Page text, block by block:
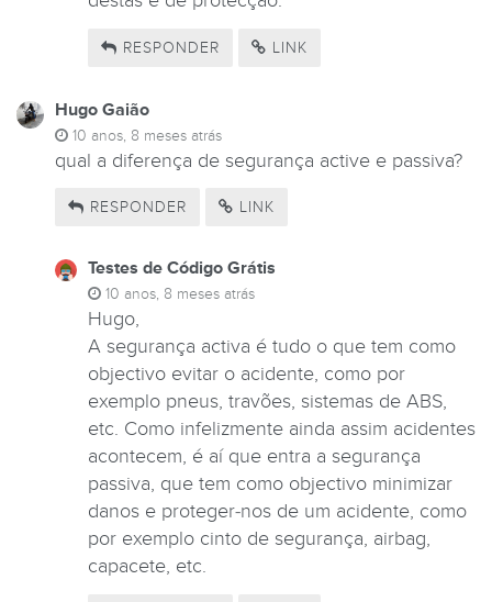
RESPONDER LINK
Hugo Gaião
10 anos, 8 meses atrás
qual a diferença de segurança active e passiva?
RESPONDER LINK
Testes de Código Grátis
10 anos, 8 meses atrás
Hugo,
A segurança activa é tudo o que tem como
objectivo evitar o acidente, como por
exemplo pneus, travões, sistemas de ABS,
etc. Como infelizmente ainda assim acidentes
acontecem, é aí que entra a segurança
passiva, que tem como objectivo minimizar
danos e proteger-nos de um acidente, como
por exemplo cinto de segurança, airbag,
capacete, etc.